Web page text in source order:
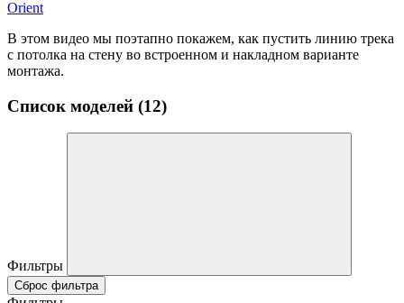
Orient
В этом видео мы поэтапно покажем, как пустить линию трека
с потолка на стену во встроенном и накладном варианте
монтажа.
Список моделей (12)
Фильтры
Сброс фильтра